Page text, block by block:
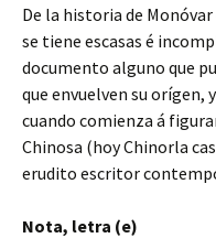
De la historia de
se tiene escasas é
documento alguno que
que envuelven su orígen,
cuando comienza á
Chinosa (hoy Chinorla
erudito escritor
Nota, letra (e)